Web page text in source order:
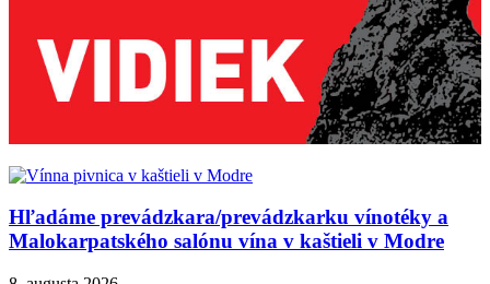
Hľadáme prevádzkara/prevádzkarku vínotéky a
Malokarpatského salónu vína v kaštieli v Modre